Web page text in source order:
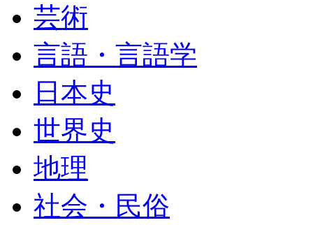
芸術
言語・言語学
日本史
世界史
地理
社会・民俗